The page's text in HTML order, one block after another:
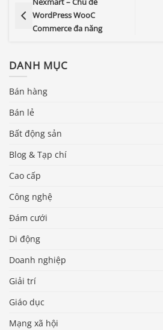
WordPress WooC
Commerce đa năng
DANH MỤC
Bán hàng
Bán lẻ
Bất động sản
Blog & Tạp chí
Cao cấp
Công nghệ
Đám cưới
Di động
Doanh nghiệp
Giải trí
Giáo dục
Mạng xã hội